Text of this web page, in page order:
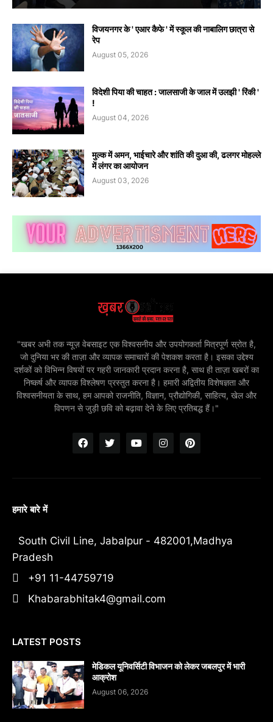
विजयनगर के ' एआर कैफे ' में स्कूल की नाबालिग छात्रा से
रेप
August 05, 2026
विदेशी पिया की चाहत : जालसाजी के जाल में उलझी ' रिंकी '
!
August 04, 2026
मुल्क में अमन, भाईचारे और शांति की दुआ की, ढलगर मोहल्ले
में लंगर का आयोजन
August 03, 2026
"खबर अभी तक न्यूज़ वेबसाइट एक विश्वसनीय और उपयोगकर्ता मित्रपूर्ण स्रोत है,
जो दुनिया भर की ताज़ा और व्यापक समाचारों की पेशकश करता है। इसका उद्देश्य
दर्शकों को विभिन्न विषयों पर गहरी जानकारी प्रदान करना है, साथ ही ताज़ा खबरों का
निष्कर्ष और व्यापक विश्लेषण प्रस्तुत करना है। हमारी अद्वितीय विशेषज्ञता और
विश्वसनीयता के साथ, हम आपको राजनीति, विज्ञान, प्रौद्योगिकी, साहित्य, खेल और
विपणन से जुड़ी छवि को बढ़ावा देने के लिए प्रतिबद्ध हैं।"
हमारे बारे में
South Civil Line, Jabalpur - 482001,Madhya
Pradesh
+91 11-44759719
Khabarabhitak4@gmail.com
LATEST POSTS
मेडिकल यूनिवर्सिटी विभाजन को लेकर जबलपुर में भारी
आक्रोश
August 06, 2026